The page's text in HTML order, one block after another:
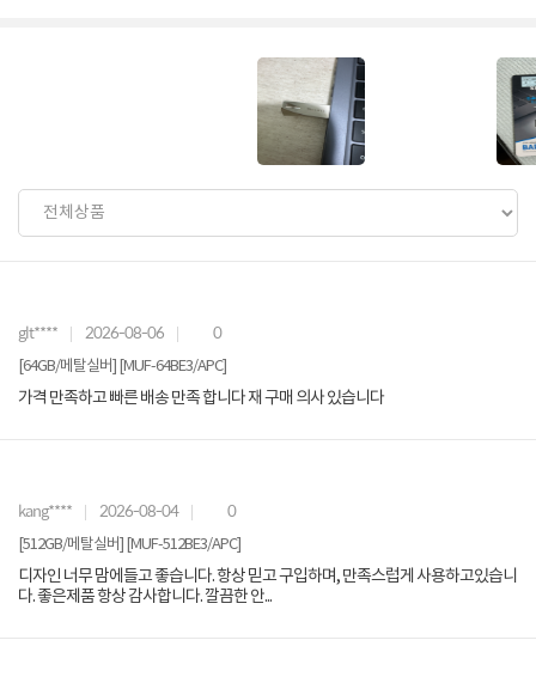
glt**** 2026-08-06 0
[64GB/메탈실버] [MUF-64BE3/APC]
가격 만족하고 빠른 배송 만족 합니다 재 구매 의사 있습니다
kang**** 2026-08-04 0
[512GB/메탈실버] [MUF-512BE3/APC]
디자인 너무 맘에들고 좋습니다. 항상 믿고 구입하며, 만족스럽게 사용하고있습니
다. 좋은제품 항상 감사합니다. 깔끔한 안...